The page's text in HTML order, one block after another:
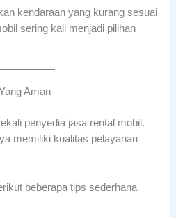
kendaraan yang kurang sesuai
sering kali menjadi pilihan
Aman
penyedia jasa rental mobil.
memiliki kualitas pelayanan
beberapa tips sederhana